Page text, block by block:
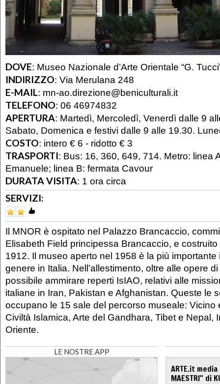
DOVE: Museo Nazionale d’Arte Orientale “G.
INDIRIZZO: Via Merulana 248
E-MAIL: mn-ao.direzione@beniculturali.it
TELEFONO: 06 46974832
APERTURA: Martedì, Mercoledì, Venerdì dalle 9
Sabato, Domenica e festivi dalle 9 alle 19.30.
COSTO: intero € 6 - ridotto € 3
TRASPORTI: Bus: 16, 360, 649, 714. Metro: linea
Emanuele; linea B: fermata Cavour
DURATA VISITA: 1 ora circa
SERVIZI:
Il MNOR è ospitato nel Palazzo Brancaccio,
Elisabeth Field principessa Brancaccio, e
1912. Il museo aperto nel 1958 è la più importante
genere in Italia. Nell’allestimento, oltre alle opere
possibile ammirare reperti IsIAO, relativi alle
italiane in Iran, Pakistan e Afghanistan. Queste le
occupano le 15 sale del percorso museale: Vicino
Civiltà Islamica, Arte del Gandhara, Tibet e Nepal,
Oriente.
LE NOSTRE APP
ARTE.it
MAESTRI" di